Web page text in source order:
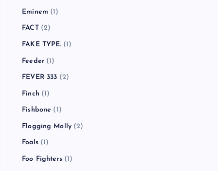
Eminem (1)
FACT(2)
FAKE TYPE. (1)
Feeder(1)
FEVER 333 (2)
Finch (1)
Fishbone (1)
Flogging Molly (2)
Foals(1)
Foo Fighters(1)